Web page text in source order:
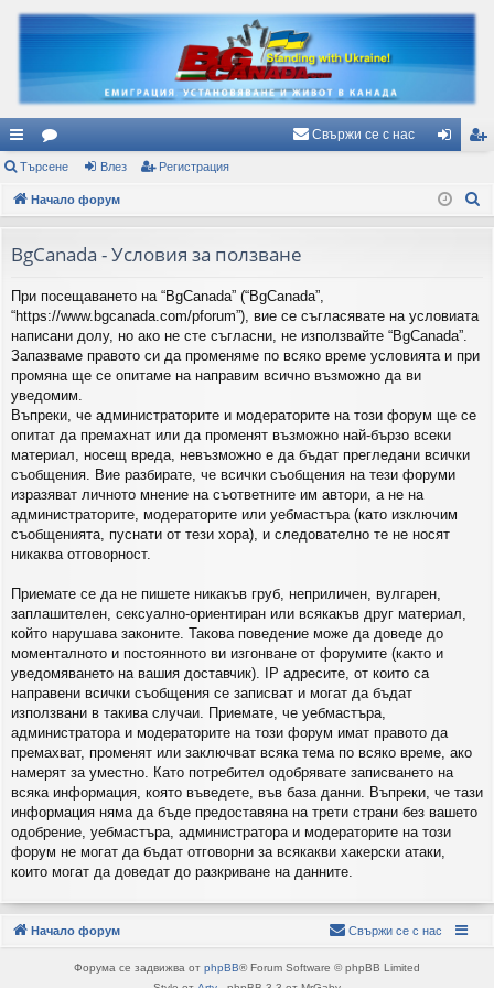
ъ
рз
вр
ъз
ки
ор
ум
Свържи се с нас
з ис
Търсене Влез Регистрация
Начало форум
BgCanada - Условия за ползване
При посещаването на “BgCanada” (“BgCanada”,
“https://www.bgcanada.com/pforum”), вие се съгласявате на условиата
написани долу, но ако не сте съгласни, не използвайте “BgCanada”.
Запазваме правото си да променяме по всяко време условията и при
промяна ще се опитаме на направим всично възможно да ви
уведомим.
Въпреки, че администраторите и модераторите на този форум ще се
опитат да премахнат или да променят възможно най-бързо всеки
материал, носещ вреда, невъзможно е да бъдат прегледани всички
съобщения. Вие разбирате, че всички съобщения на тези форуми
изразяват личното мнение на съответните им автори, а не на
администраторите, модераторите или уебмастъра (като изключим
съобщенията, пуснати от тези хора), и следователно те не носят
никаква отговорност.
Приемате се да не пишете никакъв груб, неприличен, вулгарен,
заплашителен, сексуално-ориентиран или всякакъв друг материал,
който нарушава законите. Такова поведение може да доведе до
моменталното и постоянното ви изгонване от форумите (както и
уведомяването на вашия доставчик). IP адресите, от които са
направени всички съобщения се записват и могат да бъдат
използвани в такива случаи. Приемате, че уебмастъра,
администратора и модераторите на този форум имат правото да
премахват, променят или заключват всяка тема по всяко време, ако
намерят за уместно. Като потребител одобрявате записването на
всяка информация, която въведете, във база данни. Въпреки, че тази
информация няма да бъде предоставяна на трети страни без вашето
одобрение, уебмастъра, администратора и модераторите на този
форум не могат да бъдат отговорни за всякакви хакерски атаки,
които могат да доведат до разкриване на данните.
Начало форум Свържи се с нас
Форума се задвижва от phpBB® Forum Software © phpBB Limited